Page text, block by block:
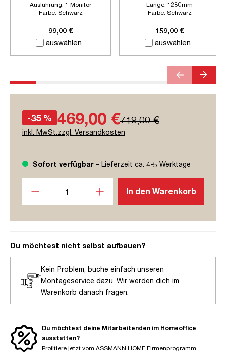
auswählen
Ausführung: 1 Monitor
Farbe: Schwarz
99,00 €
auswählen
Länge: 1280mm
Farbe: Schwarz
Kabelführung + 6-fach
Steckdose
159,00 €
-35 % 469,00 €719,00 €
inkl. MwSt.zzgl. Versandkosten
Sofort verfügbar – Lieferzeit ca. 4-5 Werktage
In den Warenkorb
Du möchtest nicht selbst aufbauen?
Kein Problem, buche einfach unseren
Montageservice dazu. Wir werden dich im
Warenkorb danach fragen.
Du möchtest deine Mitarbeitenden im Homeoffice
ausstatten?
Profitiere jetzt vom ASSMANN HOME Firmenprogramm